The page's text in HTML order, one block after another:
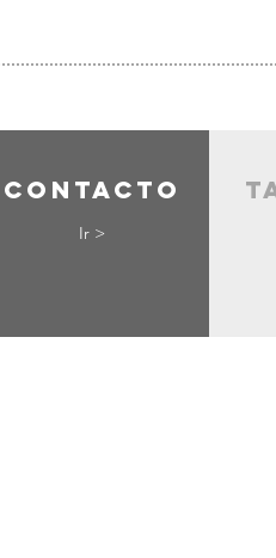
contacto
Ir >